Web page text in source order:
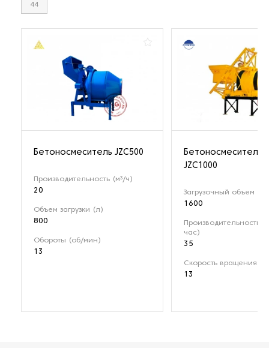
44
Бетоноcмеситель JZC500
Производительность (м³/ч)
20
Объем загрузки (л)
800
Обороты (об/мин)
13
Бетоносмеситель
JZC1000
Загрузочный объем (л)
1600
Производительность
час)
35
Скорость вращения
13